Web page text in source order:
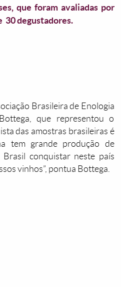
que foram avaliadas por
30 degustadores.
Brasileira de Enologia
que representou o
das amostras brasileiras é
tem grande produção de
conquistar neste país
vinhos”, pontua Bottega.